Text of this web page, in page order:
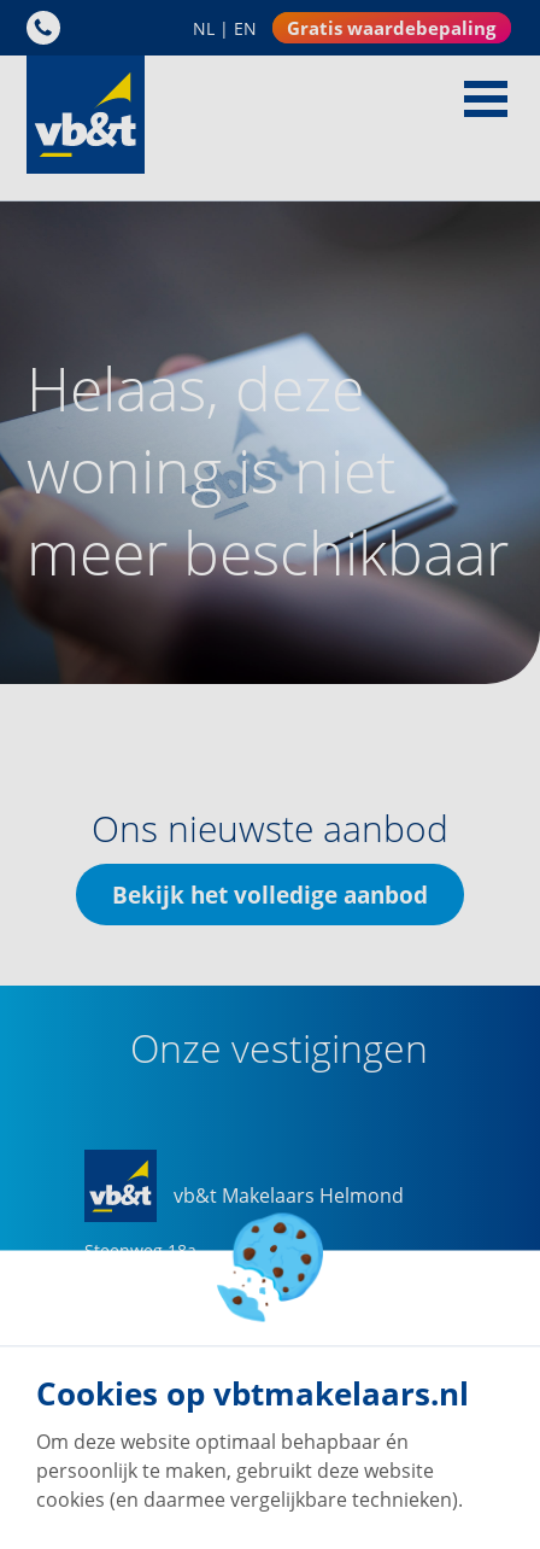
NL | EN Gratis waardebepaling
Helaas, deze
woning is niet
meer beschikbaar
Ons nieuwste aanbod
Bekijk het volledige aanbod
Onze vestigingen
vb&t Makelaars Helmond
Steenweg 18a
helmond@vbtmakelaars.nl
Naar vestiging
Cookies op vbtmakelaars.nl
Om deze website optimaal behapbaar én
persoonlijk te maken, gebruikt deze website
cookies (en daarmee vergelijkbare technieken).